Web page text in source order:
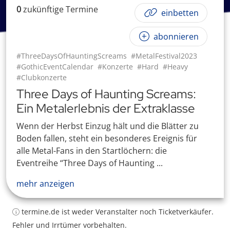
0zukünftigeTermine einbetten
abonnieren
#ThreeDaysOfHauntingScreams #MetalFestival2023
#GothicEventCalendar #Konzerte #Hard #Heavy
#Clubkonzerte
Three Days of Haunting Screams:
Ein Metalerlebnis der Extraklasse
Wenn der Herbst Einzug hält und die Blätter zu
Boden fallen, steht ein besonderes Ereignis für
alle Metal-Fans in den Startlöchern: die
Eventreihe “Three Days of Haunting ...
mehr anzeigen
termine.de ist weder Veranstalter noch Ticketverkäufer.
Fehler und Irrtümer vorbehalten.